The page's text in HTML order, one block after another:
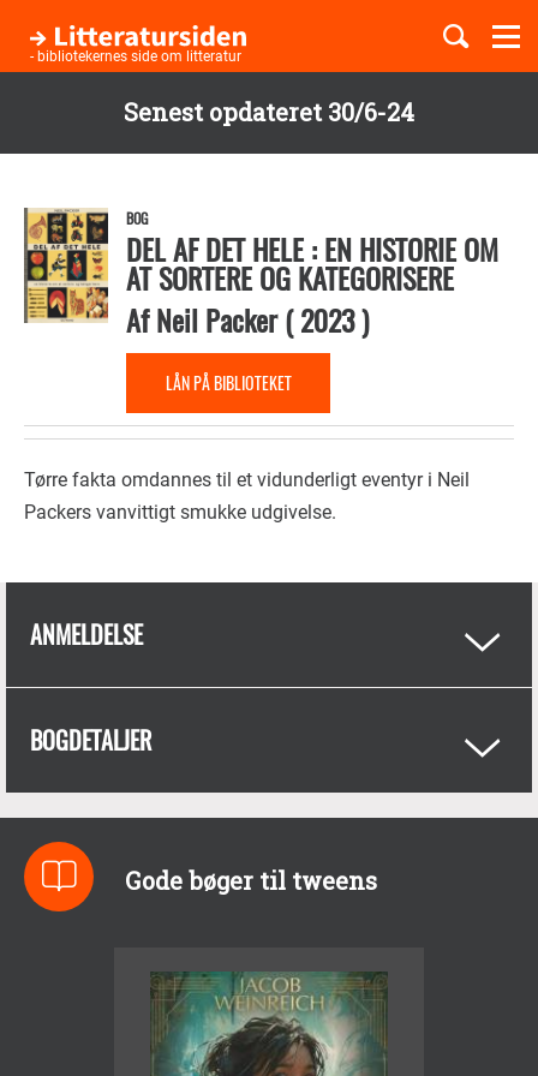
Senest opdateret 30/6-24
hovedindhold
- bibliotekernes side om litteratur
Børnebøger
Temaer
BOG
DEL AF DET HELE : EN HISTORIE OM
AT SORTERE OG KATEGORISERE
AfNeil Packer(2023)
LÅN PÅ BIBLIOTEKET
Tørre fakta omdannes til et vidunderligt eventyr i Neil
Packers vanvittigt smukke udgivelse.
ANMELDELSE
BOGDETALJER
Gode bøger til tweens